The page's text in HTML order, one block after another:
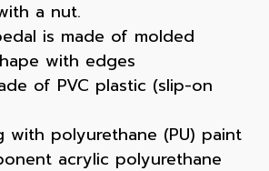
a nut.
is made of molded
with edges
of PVC plastic (slip-on
with polyurethane (PU) paint
acrylic polyurethane